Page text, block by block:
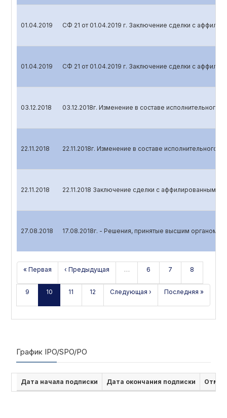
01.04.2019 СФ 21 от 01.04.2019 г. Заключение сделки с
01.04.2019 СФ 21 от 01.04.2019 г. Заключение сделки с
03.12.2018 03.12.2018г. Изменение в составе исполнительного
22.11.2018 22.11.2018г. Изменение в составе исполнительного
22.11.2018 22.11.2018 Заключение сделки с аффилированным
27.08.2018 17.08.2018г. - Решения, принятые высшим органом
« Первая ‹ Предыдущая … 6 7 8
9 10 11 12 Следующая › Последняя »
График IPO/SPO/PO
Дата начала подписки Дата окончания подписки